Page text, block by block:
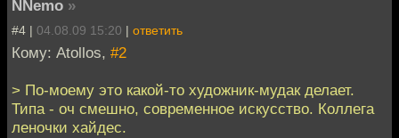
NNemo »
#4 | 04.08.09 15:20 | ответить
Кому: Atollos, #2
> По-моему это какой-то художник-мудак делает.
Типа - оч смешно, современное искусство. Коллега
леночки хайдес.